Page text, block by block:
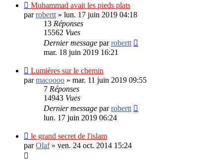
Muhammad avait les pieds plats
parrobertt » lun. 17 juin 2019 04:18
13 Réponses
15562 Vues
Dernier message parrobertt
mar. 18 juin 2019 16:21
Lumières sur le chemin
parmacoooo » mar. 11 juin 2019 09:55
7 Réponses
14943 Vues
Dernier message parrobertt
lun. 17 juin 2019 06:24
le grand secret de l'islam
parOlaf» ven. 24 oct. 2014 15:24